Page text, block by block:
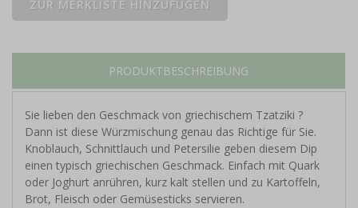
PRODUKTBESCHREIBUNG
Sie lieben den Geschmack von griechischem Tzatziki ?
Dann ist diese Würzmischung genau das Richtige für Sie.
Knoblauch, Schnittlauch und Petersilie geben diesem Dip
einen typisch griechischen Geschmack. Einfach mit Quark
oder Joghurt anrühren, kurz kalt stellen und zu Kartoffeln,
Brot, Fleisch oder Gemüsesticks servieren.